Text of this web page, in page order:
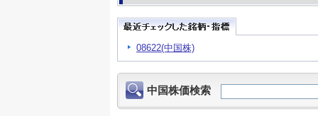
08622(中国株)